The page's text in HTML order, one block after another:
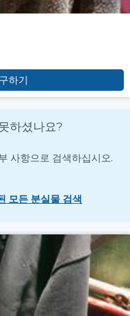
하기
하셨나요?
사항으로 검색하십시오.
모든 분실물 검색